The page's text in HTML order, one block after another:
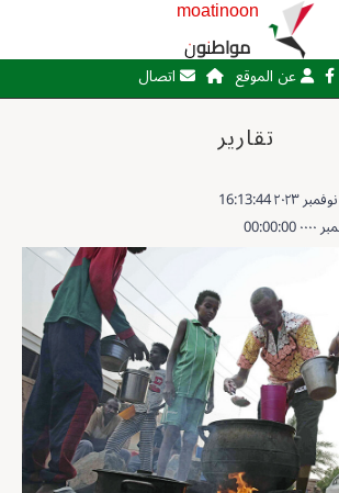
moatinoon
مواطنون
عن الموقع اتصال
تقارير